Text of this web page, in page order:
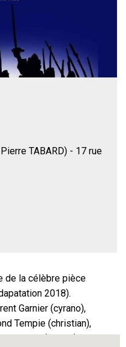
TABARD) - 17 rue
de la célèbre pièce
2018).
Garnier (cyrano),
Tempie (christian),
(le bret), Gines